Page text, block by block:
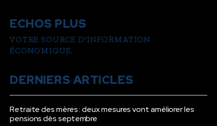
ECHOS PLUS
VOTRE SOURCE D'INFORMATION
ÉCONOMIQUE.
DERNIERS ARTICLES
Retraite des mères : deux mesures vont améliorer les
pensions dès septembre